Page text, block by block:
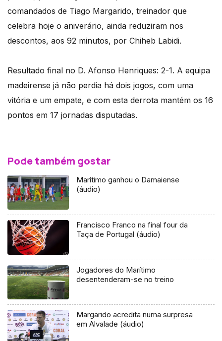
comandados de Tiago Margarido, treinador que
celebra hoje o aniverário, ainda reduziram nos
descontos, aos 92 minutos, por Chiheb Labidi.
Resultado final no D. Afonso Henriques: 2-1. A equipa
madeirense já não perdia há dois jogos, com uma
vitória e um empate, e com esta derrota mantém os 16
pontos em 17 jornadas disputadas.
Pode também gostar
Marítimo ganhou o Damaiense
(áudio)
Francisco Franco na final four da
Taça de Portugal (áudio)
Jogadores do Marítimo
desentenderam-se no treino
Margarido acredita numa surpresa
em Alvalade (áudio)